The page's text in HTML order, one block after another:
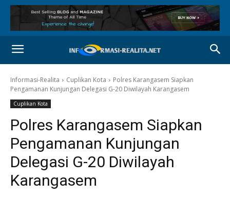
Informasi-Realita Cuplikan Kota
Polres Karangasem Siapkan
Pengamanan Kunjungan Delegasi G-20 Diwilayah Karangasem
Cuplikan Kota
Polres Karangasem Siapkan
Pengamanan Kunjungan
Delegasi G-20 Diwilayah
Karangasem